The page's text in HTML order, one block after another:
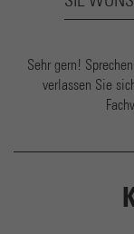
Sehr gern!
verlassen Sie